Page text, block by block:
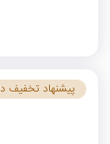
پیشنهاد تخفیف